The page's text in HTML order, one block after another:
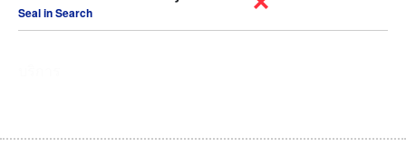
Seal in Search